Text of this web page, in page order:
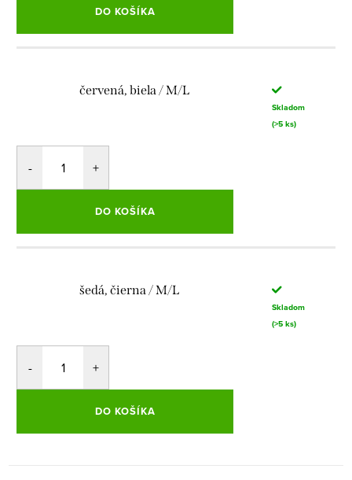
DO KOŠÍKA
červená, biela / M/L
Skladom
(>5 ks)
DO KOŠÍKA
šedá, čierna / M/L
Skladom
(>5 ks)
DO KOŠÍKA